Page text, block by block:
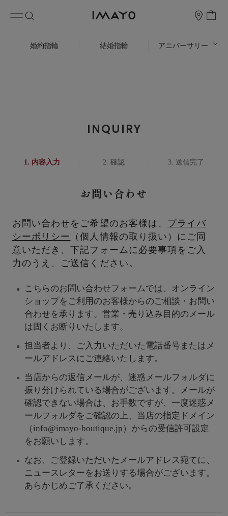
婚約指輪 結婚指輪 アニバーサリー
INQUIRY
内容入力 確認 送信完了
お問い合わせ
お問い合わせをご希望のお客様は、 プライバ
シーポリシー
（個人情報の取り扱い）にご同
意いただき、下記フォームに必要事項をご入
力のうえ、ご送信ください。
こちらのお問い合わせフォームでは、オンライン
ショップをご利用のお客様からのご相談・お問い
合わせを承ります。営業・売り込み目的のメール
は固くお断りいたします。
担当者より、ご入力いただいた電話番号またはメ
ールアドレスにご連絡いたします。
当店からの返信メールが、迷惑メールフォルダに
振り分けられている場合がございます。メールが
確認できない場合は、お手数ですが、一度迷惑メ
ールフォルダをご確認の上、当店の指定ドメイン
（info@imayo-boutique.jp）からの受信許可設定
をお願いします。
なお、ご登録いただいたメールアドレス宛てに、
ニュースレターをお送りする場合がございます。
あらかじめご了承ください。